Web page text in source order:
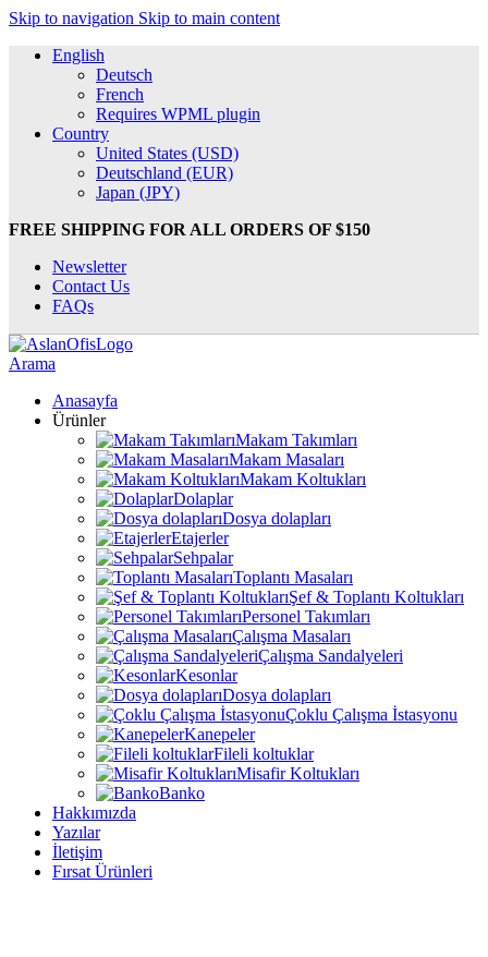
Skip to navigation Skip to main content
English
Deutsch
French
Requires WPML plugin
Country
United States (USD)
Deutschland (EUR)
Japan (JPY)
FREE SHIPPING FOR ALL ORDERS OF $150
Newsletter
Contact Us
FAQs
Arama
Anasayfa
Ürünler
Makam Takımları
Makam Masaları
Makam Koltukları
Dolaplar
Dosya dolapları
Etajerler
Sehpalar
Toplantı Masaları
Şef & Toplantı Koltukları
Personel Takımları
Çalışma Masaları
Çalışma Sandalyeleri
Kesonlar
Dosya dolapları
Çoklu Çalışma İstasyonu
Kanepeler
Fileli koltuklar
Misafir Koltukları
Banko
Hakkımızda
Yazılar
İletişim
Fırsat Ürünleri